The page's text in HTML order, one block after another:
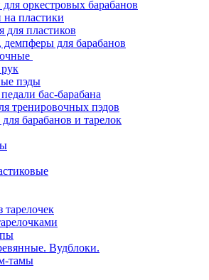
оркестровых барабанов
пластики
для пластиков
для барабанов
пэды
бас-барабана
тренировочных пэдов
барабанов и тарелок
тарелочек
Вудблоки.
тамы